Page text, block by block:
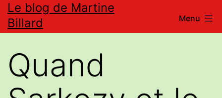
Aller
au
Le blog de Martine
Billard
Menu
Quand